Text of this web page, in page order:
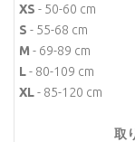
XS - 50-60 cm
S - 55-68 cm
M - 69-89 cm
L- 80-109 cm
XL- 85-120 cm
取